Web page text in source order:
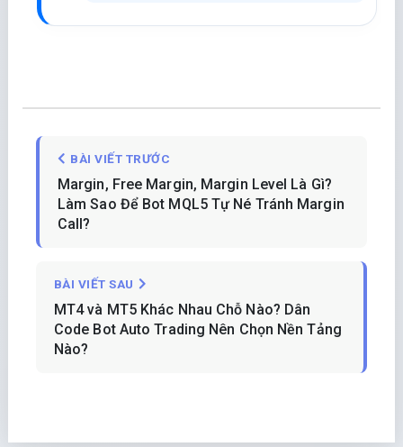
BÀI VIẾT TRƯỚC
Margin, Free Margin, Margin Level Là Gì?
Làm Sao Để Bot MQL5 Tự Né Tránh Margin
Call?
BÀI VIẾT SAU
MT4 và MT5 Khác Nhau Chỗ Nào? Dân
Code Bot Auto Trading Nên Chọn Nền Tảng
Nào?